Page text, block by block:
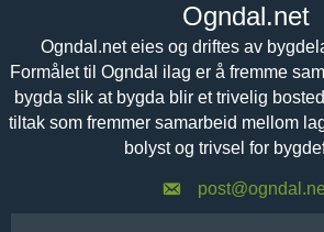
Ogndal.net
Ogndal.net eies og driftes av
Formålet til Ogndal ilag er å fremme
bygda slik at bygda blir et trivelig
tiltak som fremmer samarbeid mellom
bolyst og trivsel for